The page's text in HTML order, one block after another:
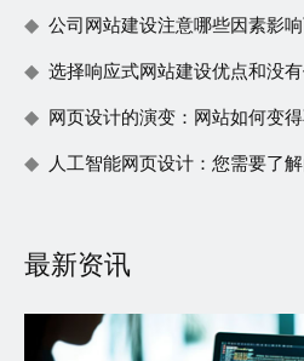
公司网站建设注意哪些因素影
选择响应式网站建设优点和没
网页设计的演变：网站如何变
人工智能网页设计：您需要了
最新资讯